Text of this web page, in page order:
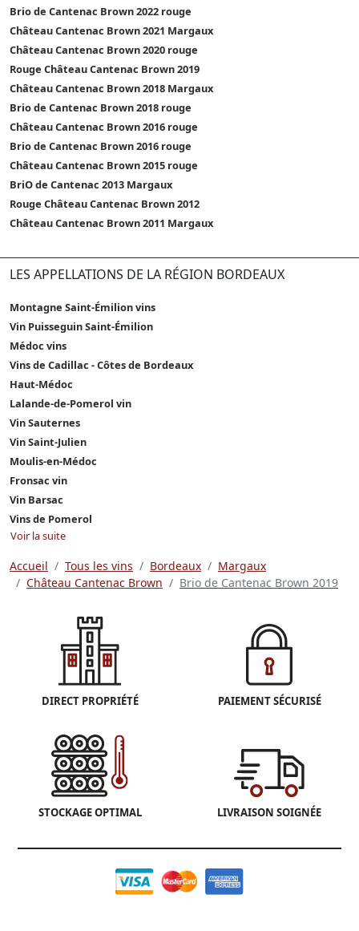
Brio de Cantenac Brown 2022 rouge
Château Cantenac Brown 2021 Margaux
Château Cantenac Brown 2020 rouge
Rouge Château Cantenac Brown 2019
Château Cantenac Brown 2018 Margaux
Brio de Cantenac Brown 2018 rouge
Château Cantenac Brown 2016 rouge
Brio de Cantenac Brown 2016 rouge
Château Cantenac Brown 2015 rouge
BriO de Cantenac 2013 Margaux
Rouge Château Cantenac Brown 2012
Château Cantenac Brown 2011 Margaux
LES APPELLATIONS DE LA RÉGION BORDEAUX
Montagne Saint-Émilion vins
Vin Puisseguin Saint-Émilion
Médoc vins
Vins de Cadillac - Côtes de Bordeaux
Haut-Médoc
Lalande-de-Pomerol vin
Vin Sauternes
Vin Saint-Julien
Moulis-en-Médoc
Fronsac vin
Vin Barsac
Vins de Pomerol
Voir la suite
Accueil Tous les vins Bordeaux
Margaux
Château Cantenac Brown
Brio de Cantenac Brown 2019
DIRECT PROPRIÉTÉ PAIEMENT SÉCURISÉ
STOCKAGE OPTIMAL LIVRAISON SOIGNÉE